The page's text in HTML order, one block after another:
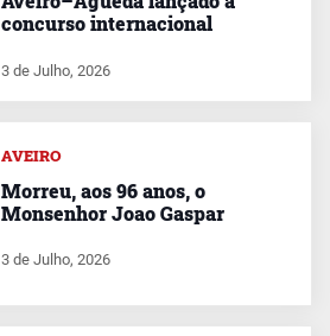
concurso internacional
3 de Julho, 2026
AVEIRO
Morreu, aos 96 anos, o
Monsenhor Joao Gaspar
3 de Julho, 2026